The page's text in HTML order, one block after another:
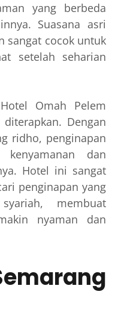
yang berbeda
Suasana asri
sangat cocok untuk
setelah seharian
Omah Pelem
Dengan
ridho, penginapan
dan
Hotel ini sangat
penginapan yang
membuat
nyaman dan